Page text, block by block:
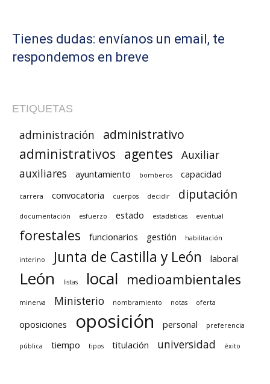
Tienes dudas: envíanos un email, te
respondemos en breve
ETIQUETAS
administración administrativo
administrativos agentes
Auxiliar
auxiliares
ayuntamiento bomberos capacidad
carrera convocatoria cuerpos decidir diputación
documentación esfuerzo estado estadísticas eventual
forestales funcionarios gestión habilitación
interino Junta de Castilla y León laboral
León listas local medioambientales
minerva Ministerio nombramiento notas oferta
oposiciones oposición personal preferencia
pública tiempo tipos titulación universidad éxito